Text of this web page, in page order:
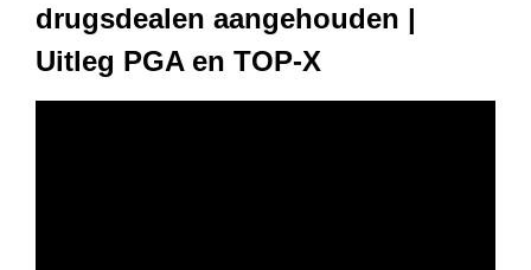
drugsdealen aangehouden |
Uitleg PGA en TOP-X